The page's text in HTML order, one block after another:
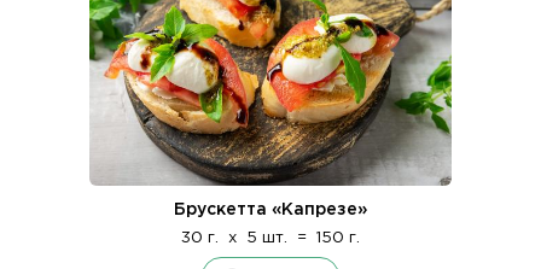
Брускетта «Капрезе»
30 г. x 5 шт. = 150 г.